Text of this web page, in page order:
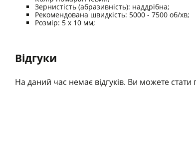
Зернистість (абразивність): наддрібна;
Рекомендована швидкість: 5000 - 7500 об/хв;
Розмір: 5 x 10 мм;
Відгуки
На даний час немає відгуків. Ви можете